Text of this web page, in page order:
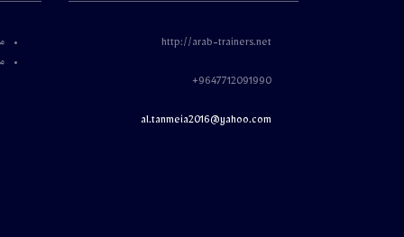
http://arab-trainers.net
9647712091990+
al.tanmeia2016@yahoo.com